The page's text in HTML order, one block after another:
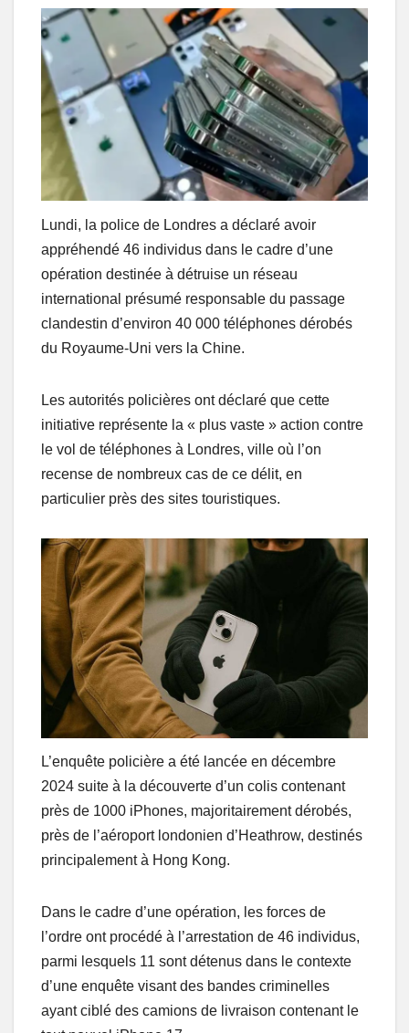
Lundi, la police de Londres a déclaré avoir
appréhendé 46 individus dans le cadre d’une
opération destinée à détruise un réseau
international présumé responsable du passage
clandestin d’environ 40 000 téléphones dérobés
du Royaume-Uni vers la Chine.
Les autorités policières ont déclaré que cette
initiative représente la « plus vaste » action contre
le vol de téléphones à Londres, ville où l’on
recense de nombreux cas de ce délit, en
particulier près des sites touristiques.
L’enquête policière a été lancée en décembre
2024 suite à la découverte d’un colis contenant
près de 1000 iPhones, majoritairement dérobés,
près de l’aéroport londonien d’Heathrow, destinés
principalement à Hong Kong.
Dans le cadre d’une opération, les forces de
l’ordre ont procédé à l’arrestation de 46 individus,
parmi lesquels 11 sont détenus dans le contexte
d’une enquête visant des bandes criminelles
ayant ciblé des camions de livraison contenant le